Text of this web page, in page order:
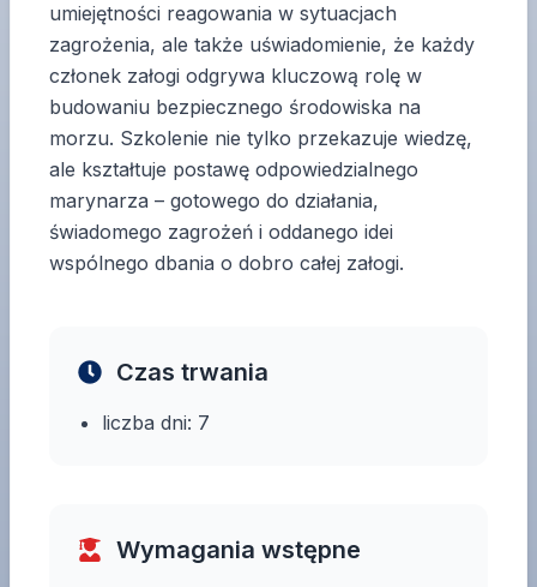
umiejętności reagowania w sytuacjach
zagrożenia, ale także uświadomienie, że każdy
członek załogi odgrywa kluczową rolę w
budowaniu bezpiecznego środowiska na
morzu. Szkolenie nie tylko przekazuje wiedzę,
ale kształtuje postawę odpowiedzialnego
marynarza – gotowego do działania,
świadomego zagrożeń i oddanego idei
wspólnego dbania o dobro całej załogi.
Czas trwania
liczba dni: 7
Wymagania wstępne